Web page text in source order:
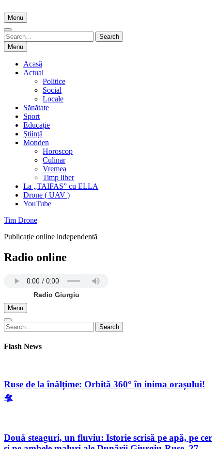
to
content
Menu
Search
for:
Search
Menu
Acasă
Actual
Politice
Social
Locale
Sănătate
Sport
Educație
Știință
Monden
Horoscop
Culinar
Vremea
Timp liber
La „TAIFAS” cu ELLA
Drone ( UAV )
YouTube
Tim Drone
Publicație online independentă
Radio online
Radio Giurgiu
Menu
Search
for:
Search
Flash News
Ruse de la înălțime: Orbită 360° în inima orașului!
🛸
Două steaguri, un fluviu: Istorie scrisă pe apă, pe cer